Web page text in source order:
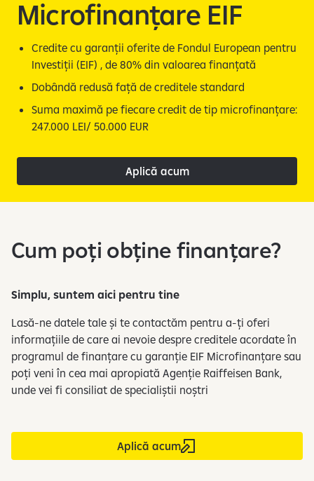
Microfinanțare EIF
Credite cu garanții oferite de Fondul European pentru
Investiții (EIF) , de 80% din valoarea finanțată​
Dobândă redusă față de creditele standard ​
Suma maximă pe fiecare credit de tip microfinanțare:
247.000 LEI/ 50.000 EUR
Aplică acum
Cum poți obține finanțare?
Simplu, suntem aici pentru tine
Lasă-ne datele tale și te contactăm pentru a-ți oferi
informațiile de care ai nevoie despre creditele acordate în
programul de finanțare cu garanție EIF Microfinanțare sau
poți veni în cea mai apropiată Agenție Raiffeisen Bank,
unde vei fi consiliat de specialiștii noștri
Aplică acum